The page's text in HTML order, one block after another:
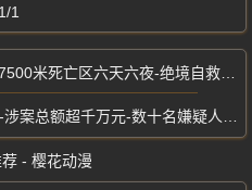
1/1
死亡区六天六夜-绝境自救奇迹生还
总额超千万元-数十名嫌疑人被刑拘
- 樱花动漫